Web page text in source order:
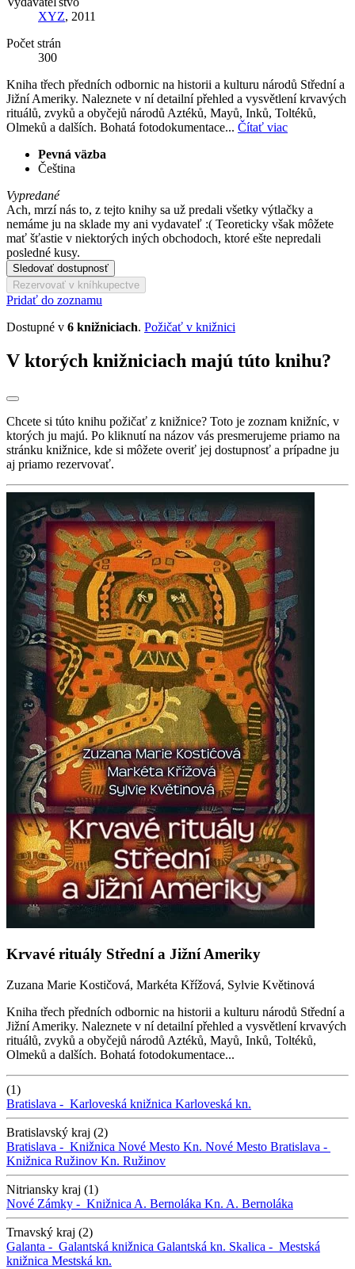
XYZ, 2011
Počet strán
300
Kniha třech předních odbornic na historii a kulturu národů Střední a
Jižní Ameriky. Naleznete v ní detailní přehled a vysvětlení krvavých
rituálů, zvyků a obyčejů národů Aztéků, Mayů, Inků, Toltéků,
Olmeků a dalších. Bohatá fotodokumentace... Čítať viac
Pevná väzba
Čeština
Vypredané
Ach, mrzí nás to, z tejto knihy sa už predali všetky výtlačky a
nemáme ju na sklade my ani vydavateľ :( Teoreticky však môžete
mať šťastie v niektorých iných obchodoch, ktoré ešte nepredali
posledné kusy.
Sledovať dostupnosť
Rezervovať v kníhkupectve
Pridať do zoznamu
Dostupné v 6 knižniciach. Požičať v knižnici
V ktorých knižniciach majú túto knihu?
Chcete si túto knihu požičať z knižnice? Toto je zoznam knižníc, v
ktorých ju majú. Po kliknutí na názov vás presmerujeme priamo na
stránku knižnice, kde si môžete overiť jej dostupnosť a prípadne ju
aj priamo rezervovať.
Krvavé rituály Střední a Jižní Ameriky
Zuzana Marie Kostičová, Markéta Křížová, Sylvie Květinová
Kniha třech předních odbornic na historii a kulturu národů Střední a
Jižní Ameriky. Naleznete v ní detailní přehled a vysvětlení krvavých
rituálů, zvyků a obyčejů národů Aztéků, Mayů, Inků, Toltéků,
Olmeků a dalších. Bohatá fotodokumentace...
(1)
Bratislava - Karloveská knižnica Karloveská kn.
Bratislavský kraj (2)
Bratislava - Knižnica Nové Mesto Kn. Nové Mesto Bratislava -
Knižnica Ružinov Kn. Ružinov
Nitriansky kraj (1)
Nové Zámky - Knižnica A. Bernoláka Kn. A. Bernoláka
Trnavský kraj (2)
Galanta - Galantská knižnica Galantská kn. Skalica - Mestská
knižnica Mestská kn.